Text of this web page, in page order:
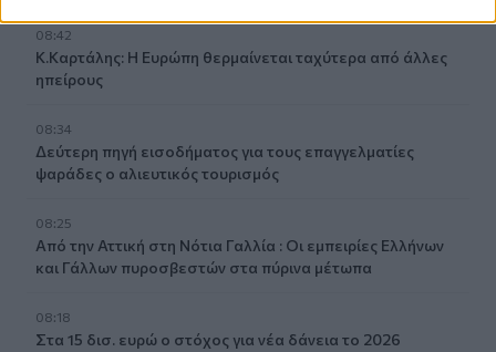
08:42
Κ.Καρτάλης: Η Ευρώπη θερμαίνεται ταχύτερα από άλλες
ηπείρους
08:34
Δεύτερη πηγή εισοδήματος για τους επαγγελματίες
ψαράδες ο αλιευτικός τουρισμός
08:25
Από την Αττική στη Νότια Γαλλία : Οι εμπειρίες Ελλήνων
και Γάλλων πυροσβεστών στα πύρινα μέτωπα
08:18
Στα 15 δισ. ευρώ ο στόχος για νέα δάνεια το 2026